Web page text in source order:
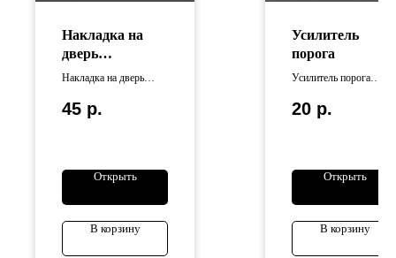
Накладка на
дверь
универсальная
Накладка на дверь
изготовлена из
45 р.
Открыть
В корзину
Усилитель
порога
Усилитель порога
оцинкованной стали
20 р.
Открыть
В корзину